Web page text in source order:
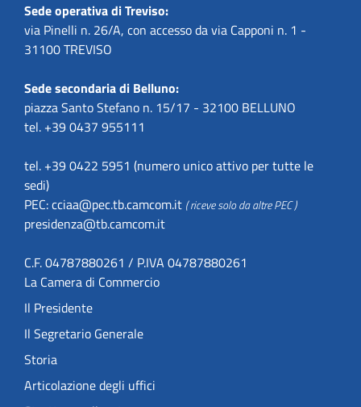
Sede operativa di Treviso:
via Pinelli n. 26/A, con accesso da via Capponi n. 1 -
31100 TREVISO
Sede secondaria di Belluno:
piazza Santo Stefano n. 15/17 - 32100 BELLUNO
tel. +39 0437 955111
tel. +39 0422 5951 (numero unico attivo per tutte le
sedi)
PEC:cciaa@pec.tb.camcom.it ( riceve solo da altre PEC )
presidenza@tb.camcom.it
C.F. 04787880261 / P.IVA 04787880261
La Camera di Commercio
Il Presidente
Il Segretario Generale
Storia
Articolazione degli uffici